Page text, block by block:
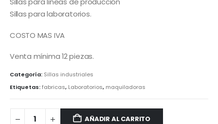
Sillas para laboratorios.
COSTO MAS IVA
Venta mínima 12 piezas.
Categoría: Sillas industriales
Etiquetas:fabricas, Laboratorios, maquiladoras
AÑADIR AL CARRITO